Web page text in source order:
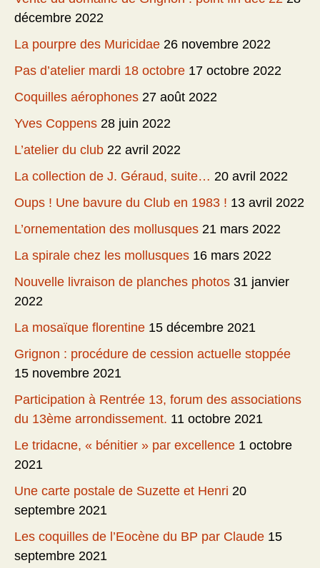
décembre 2022
La pourpre des Muricidae 26 novembre 2022
Pas d’atelier mardi 18 octobre 17 octobre 2022
Coquilles aérophones 27 août 2022
Yves Coppens 28 juin 2022
L’atelier du club 22 avril 2022
La collection de J. Géraud, suite… 20 avril 2022
Oups ! Une bavure du Club en 1983 ! 13 avril 2022
L’ornementation des mollusques 21 mars 2022
La spirale chez les mollusques 16 mars 2022
Nouvelle livraison de planches photos 31 janvier
2022
La mosaïque florentine 15 décembre 2021
Grignon : procédure de cession actuelle stoppée
15 novembre 2021
Participation à Rentrée 13, forum des associations
du 13ème arrondissement. 11 octobre 2021
Le tridacne, « bénitier » par excellence 1 octobre
2021
Une carte postale de Suzette et Henri 20
septembre 2021
Les coquilles de l’Eocène du BP par Claude 15
septembre 2021